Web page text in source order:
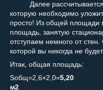
Далее рассчитывается
которую необходимо
просто! Из общей площади
площадь, занятую
отступаем немного от
которой вы никогда не
Итак, общая площадь:
Sобщ=2,6×2,0=5,20
м